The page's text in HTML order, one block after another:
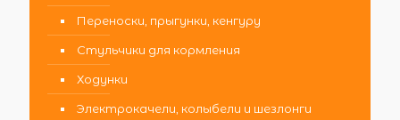
Переноски, прыгунки, кенгуру
Стульчики для кормления
Ходунки
Электрокачели, колыбели и шезлонги